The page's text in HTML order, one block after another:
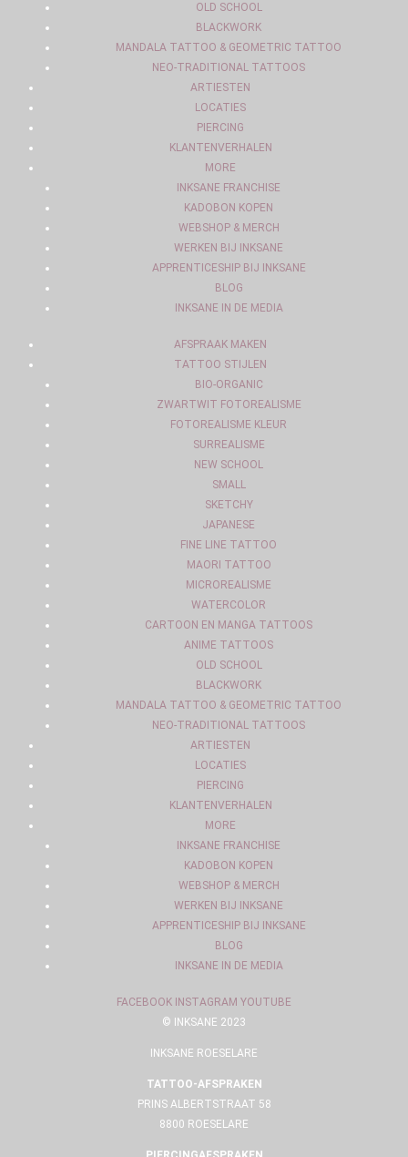
OLD SCHOOL
BLACKWORK
MANDALA TATTOO & GEOMETRIC TATTOO
NEO-TRADITIONAL TATTOOS
ARTIESTEN
LOCATIES
PIERCING
KLANTENVERHALEN
MORE
INKSANE FRANCHISE
KADOBON KOPEN
WEBSHOP & MERCH
WERKEN BIJ INKSANE
APPRENTICESHIP BIJ INKSANE
BLOG
INKSANE IN DE MEDIA
AFSPRAAK MAKEN
TATTOO STIJLEN
BIO-ORGANIC
ZWARTWIT FOTOREALISME
FOTOREALISME KLEUR
SURREALISME
NEW SCHOOL
SMALL
SKETCHY
JAPANESE
FINE LINE TATTOO
MAORI TATTOO
MICROREALISME
WATERCOLOR
CARTOON EN MANGA TATTOOS
ANIME TATTOOS
OLD SCHOOL
BLACKWORK
MANDALA TATTOO & GEOMETRIC TATTOO
NEO-TRADITIONAL TATTOOS
ARTIESTEN
LOCATIES
PIERCING
KLANTENVERHALEN
MORE
INKSANE FRANCHISE
KADOBON KOPEN
WEBSHOP & MERCH
WERKEN BIJ INKSANE
APPRENTICESHIP BIJ INKSANE
BLOG
INKSANE IN DE MEDIA
FACEBOOK INSTAGRAM YOUTUBE
© INKSANE 2023
INKSANE ROESELARE
TATTOO-AFSPRAKEN
PRINS ALBERTSTRAAT 58
8800 ROESELARE